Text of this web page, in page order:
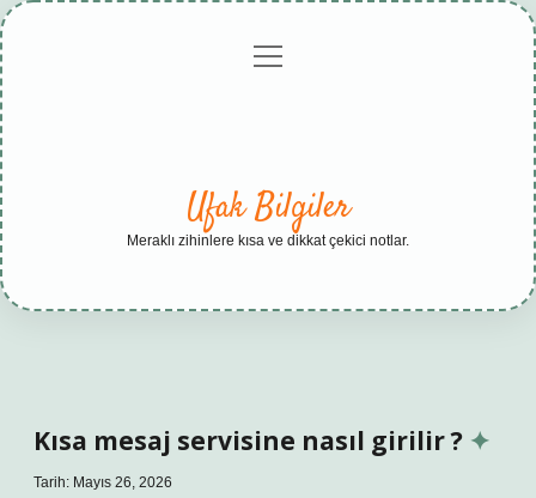
Gizlilikmenüyü
Ufak Bilgiler
Meraklı zihinlere kısa ve dikkat çekici notlar.
Kısa mesaj servisine nasıl girilir ?
Tarih: Mayıs 26, 2026